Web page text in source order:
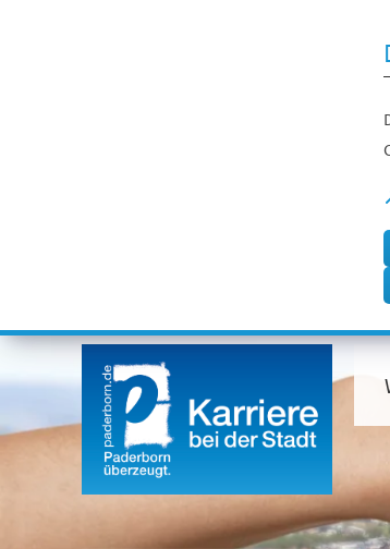
Visuelle
Assistenzsoftware
öffnen.
Tastatur
erreichbar